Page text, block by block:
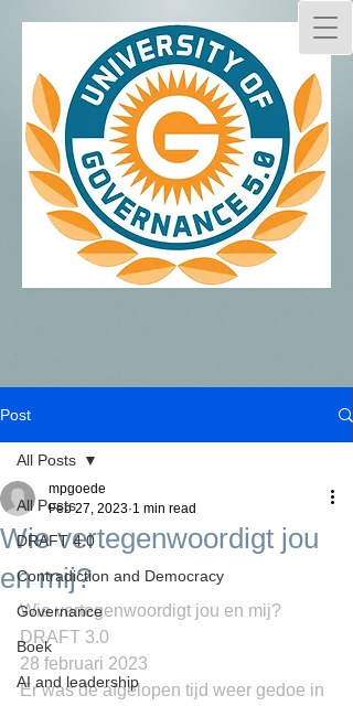
Post
All Posts
DRAFT 4.0
Contradiction and Democracy
Governance
Boek
AI and leadership
All Posts
Wie vertegenwoordigt jou
en mij?
mpgoede
Feb 27, 2023 1 min read
Wie vertegenwoordigt jou en mij?
DRAFT 3.0
28 februari 2023
Er was de afgelopen tijd weer gedoe in